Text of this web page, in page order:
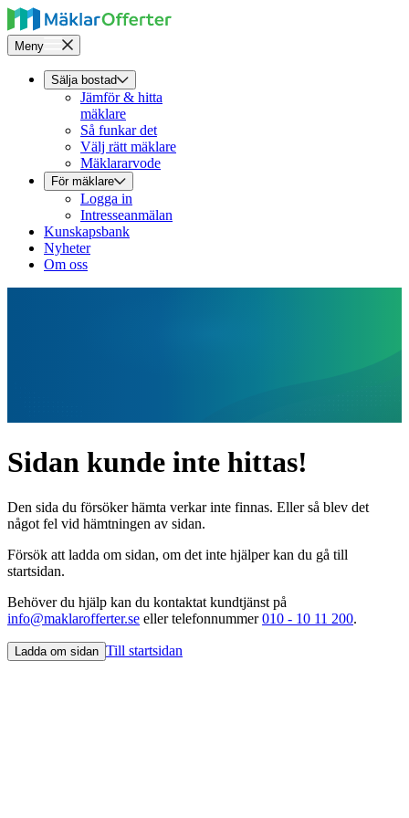
Meny
Sälja bostad
Jämför & hitta
mäklare
Så funkar det
Välj rätt mäklare
Mäklararvode
För mäklare
Logga in
Intresseanmälan
Kunskapsbank
Nyheter
Om oss
Sidan kunde inte hittas!
Den sida du försöker hämta verkar inte finnas. Eller så blev det
något fel vid hämtningen av sidan.
Försök att ladda om sidan, om det inte hjälper kan du gå till
startsidan.
Behöver du hjälp kan du kontaktat kundtjänst på
info@maklarofferter.se eller telefonnummer010 - 10 11 200.
Ladda om sidan Till startsidan